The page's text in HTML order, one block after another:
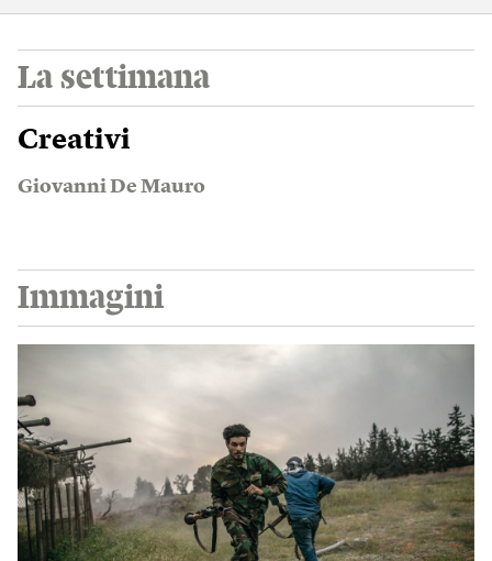
La settimana
Creativi
Giovanni De Mauro
Immagini